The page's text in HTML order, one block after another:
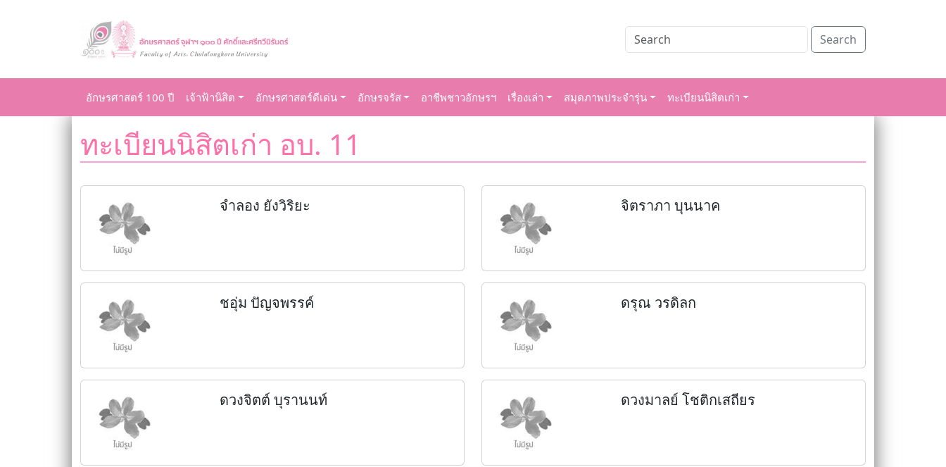
Search
อักษรศาสตร์ 100 ปี เจ้าฟ้านิสิต อักษรศาสตร์ดีเด่น อักษรจรัส อาชีพชาวอักษรฯ เรื่องเล่า สมุดภาพประจำรุ่น ทะเบียนนิสิตเก่า
ทะเบียนนิสิตเก่า อบ. 11
จำลอง ยังวิริยะ จิตราภา บุนนาค
ชอุ่ม ปัญจพรรค์ ดรุณ วรดิลก
ดวงจิตต์ บุรานนท์ ดวงมาลย์ โชติกเสถียร